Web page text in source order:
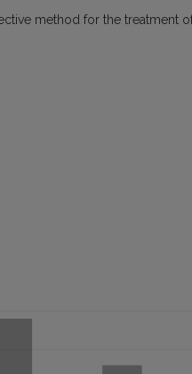
method for the treatment